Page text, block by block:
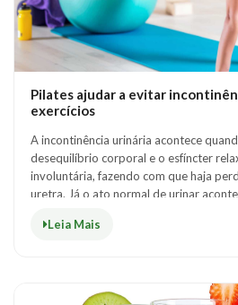
Pilates ajudar a evitar
exercícios
A incontinência urinária acontece
desequilíbrio corporal e o esfíncter
involuntária, fazendo com que haja
uretra. Já o ato normal de urinar
Leia Mais